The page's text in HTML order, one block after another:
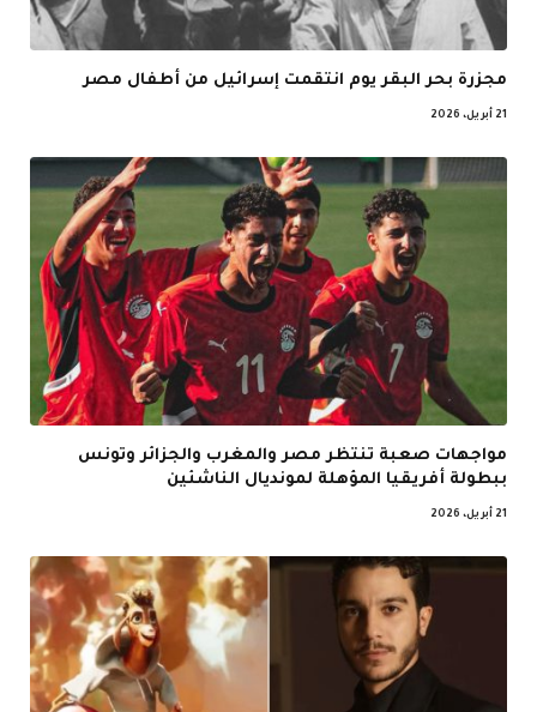
مجزرة بحر البقر يوم انتقمت إسرائيل من أطفال مصر
21 أبريل، 2026
مواجهات صعبة تنتظر مصر والمغرب والجزائر وتونس
ببطولة أفريقيا المؤهلة لمونديال الناشئين
21 أبريل، 2026